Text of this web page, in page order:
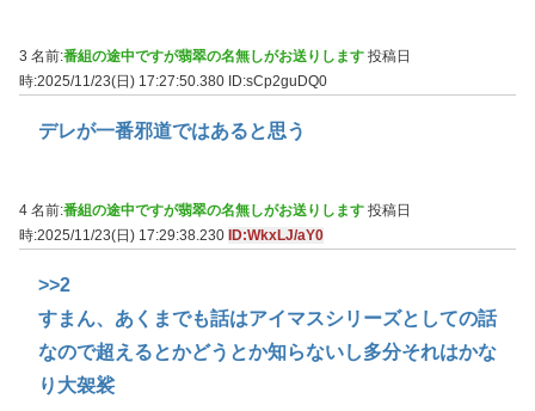
3 名前:番組の途中ですが翡翠の名無しがお送りします 投稿日
時:2025/11/23(日) 17:27:50.380 ID:sCp2guDQ0
デレが一番邪道ではあると思う
4 名前:番組の途中ですが翡翠の名無しがお送りします 投稿日
時:2025/11/23(日) 17:29:38.230 ID:WkxLJ/aY0
>>2
すまん、あくまでも話はアイマスシリーズとしての話
なので超えるとかどうとか知らないし多分それはかな
り大袈裟